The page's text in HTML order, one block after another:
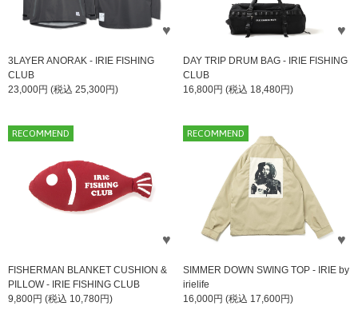
3LAYER ANORAK - IRIE FISHING
CLUB
23,000円 (税込 25,300円)
DAY TRIP DRUM BAG - IRIE FISHING
CLUB
16,800円 (税込 18,480円)
RECOMMEND
FISHERMAN BLANKET CUSHION &
PILLOW - IRIE FISHING CLUB
9,800円 (税込 10,780円)
RECOMMEND
SIMMER DOWN SWING TOP - IRIE by
irielife
16,000円 (税込 17,600円)